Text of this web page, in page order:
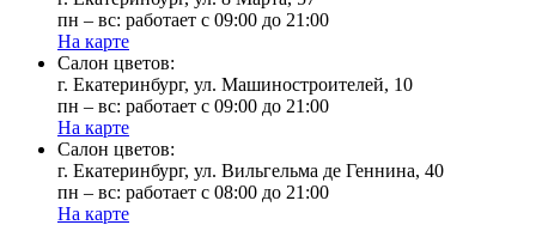
пн – вс: работает с 09:00 до 21:00
На карте
Cалон цветов:
г. Екатеринбург, ул. Машиностроителей, 10
пн – вс: работает с 09:00 до 21:00
На карте
Cалон цветов:
г. Екатеринбург, ул. Вильгельма де Геннина, 40
пн – вс: работает с 08:00 до 21:00
На карте